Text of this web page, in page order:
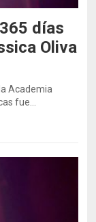
días
Oliva
Academia
fue…